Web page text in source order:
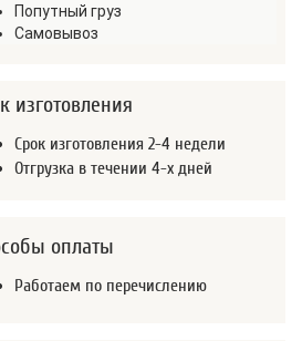
Попутный груз
Самовывоз
изготовления
Срок изготовления 2-4 недели
Отгрузка в течении 4-х дней
оплаты
Работаем по перечислению